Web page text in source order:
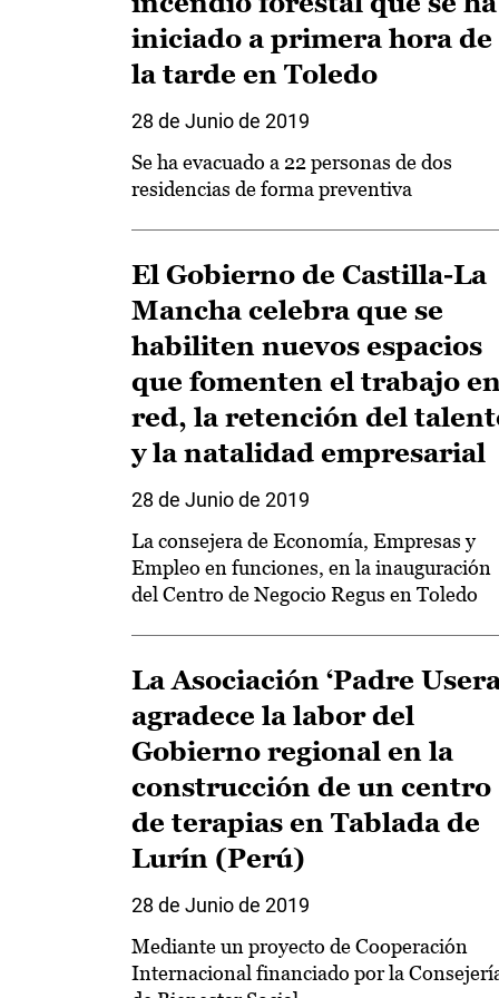
iniciado a primera hora de
la tarde en Toledo
28 de Junio de 2019
Se ha evacuado a 22 personas de dos
residencias de forma preventiva
El Gobierno de Castilla-La
Mancha celebra que se
habiliten nuevos espacios
que fomenten el trabajo
red, la retención del
y la natalidad empresarial
28 de Junio de 2019
La consejera de Economía, Empresas y
Empleo en funciones, en la inauguración
del Centro de Negocio Regus en Toledo
La Asociación ‘Padre
agradece la labor del
Gobierno regional en la
construcción de un centro
de terapias en Tablada de
Lurín (Perú)
28 de Junio de 2019
Mediante un proyecto de Cooperación
Internacional financiado por la